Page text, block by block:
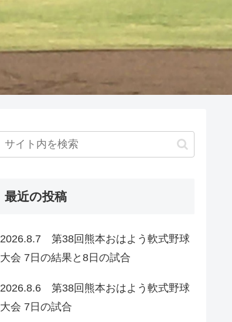
最近の投稿
2026.8.7 第38回熊本おはよう軟式野球
大会 7日の結果と8日の試合
2026.8.6 第38回熊本おはよう軟式野球
大会 7日の試合